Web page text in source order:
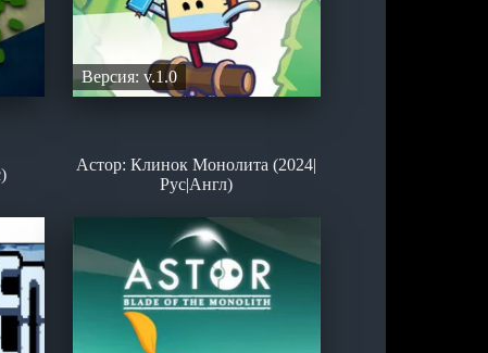
Версия: v.1.0
Астор: Клинок Монолита (2024|
Рус|Англ)